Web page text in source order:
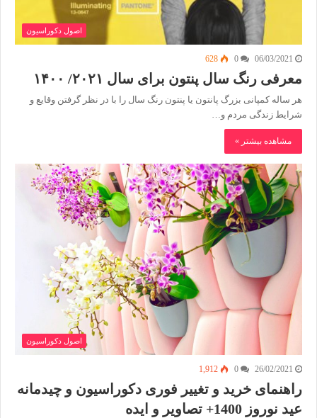
اصول دکوراسیون
06/03/2021
628
معرفی رنگ سال پنتون برای سال ۲۰۲۱/ ۱۴۰۰
هر ساله کمپانی بزرگ پانتون یا پنتون رنگ سال را با در نظر گرفتن وقایع و
شرایط زندگی مردم و…
مشاهده بیشتر »
اصول دکوراسیون
26/02/2021
1,912
راهنمای خرید و تغییر فوری دکوراسیون و چیدمانه
عید نوروز 1400+ تصاویر و ایده